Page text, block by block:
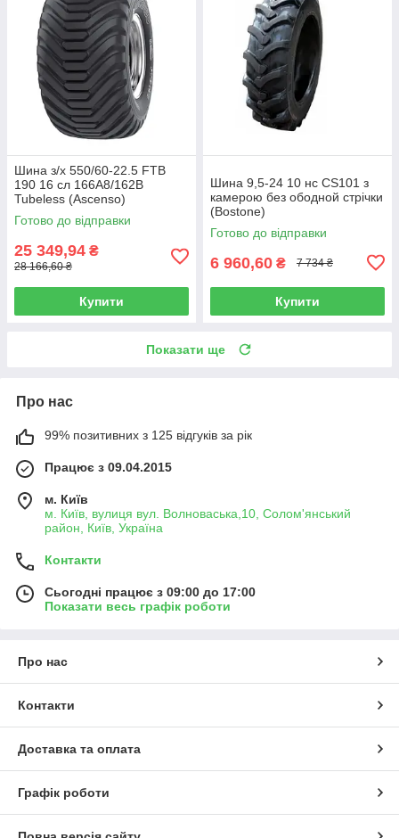
Шина з/х 550/60-22.5 FTB
190 16 сл 166A8/162B
Tubeless (Ascenso)
Готово до відправки
25 349,94 ₴
28 166,60 ₴
Купити
Шина 9,5-24 10 нс CS101 з
камерою без ободной стрічки
(Bostone)
Готово до відправки
6 960,60 ₴ 7 734 ₴
Купити
Показати ще
Про нас
99% позитивних з 125 відгуків за рік
Працює з 09.04.2015
м. Київ
м. Київ, вулиця вул. Волноваська,10, Солом'янський
район, Київ, Україна
Контакти
Сьогодні працює з 09:00 до 17:00
Показати весь графік роботи
Про нас
Контакти
Доставка та оплата
Графік роботи